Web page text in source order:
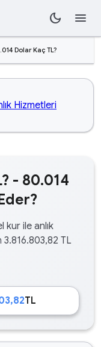
dark_mode menu
Dolar Kaç TL?
- 80.014
kur ile anlık
TL
TL